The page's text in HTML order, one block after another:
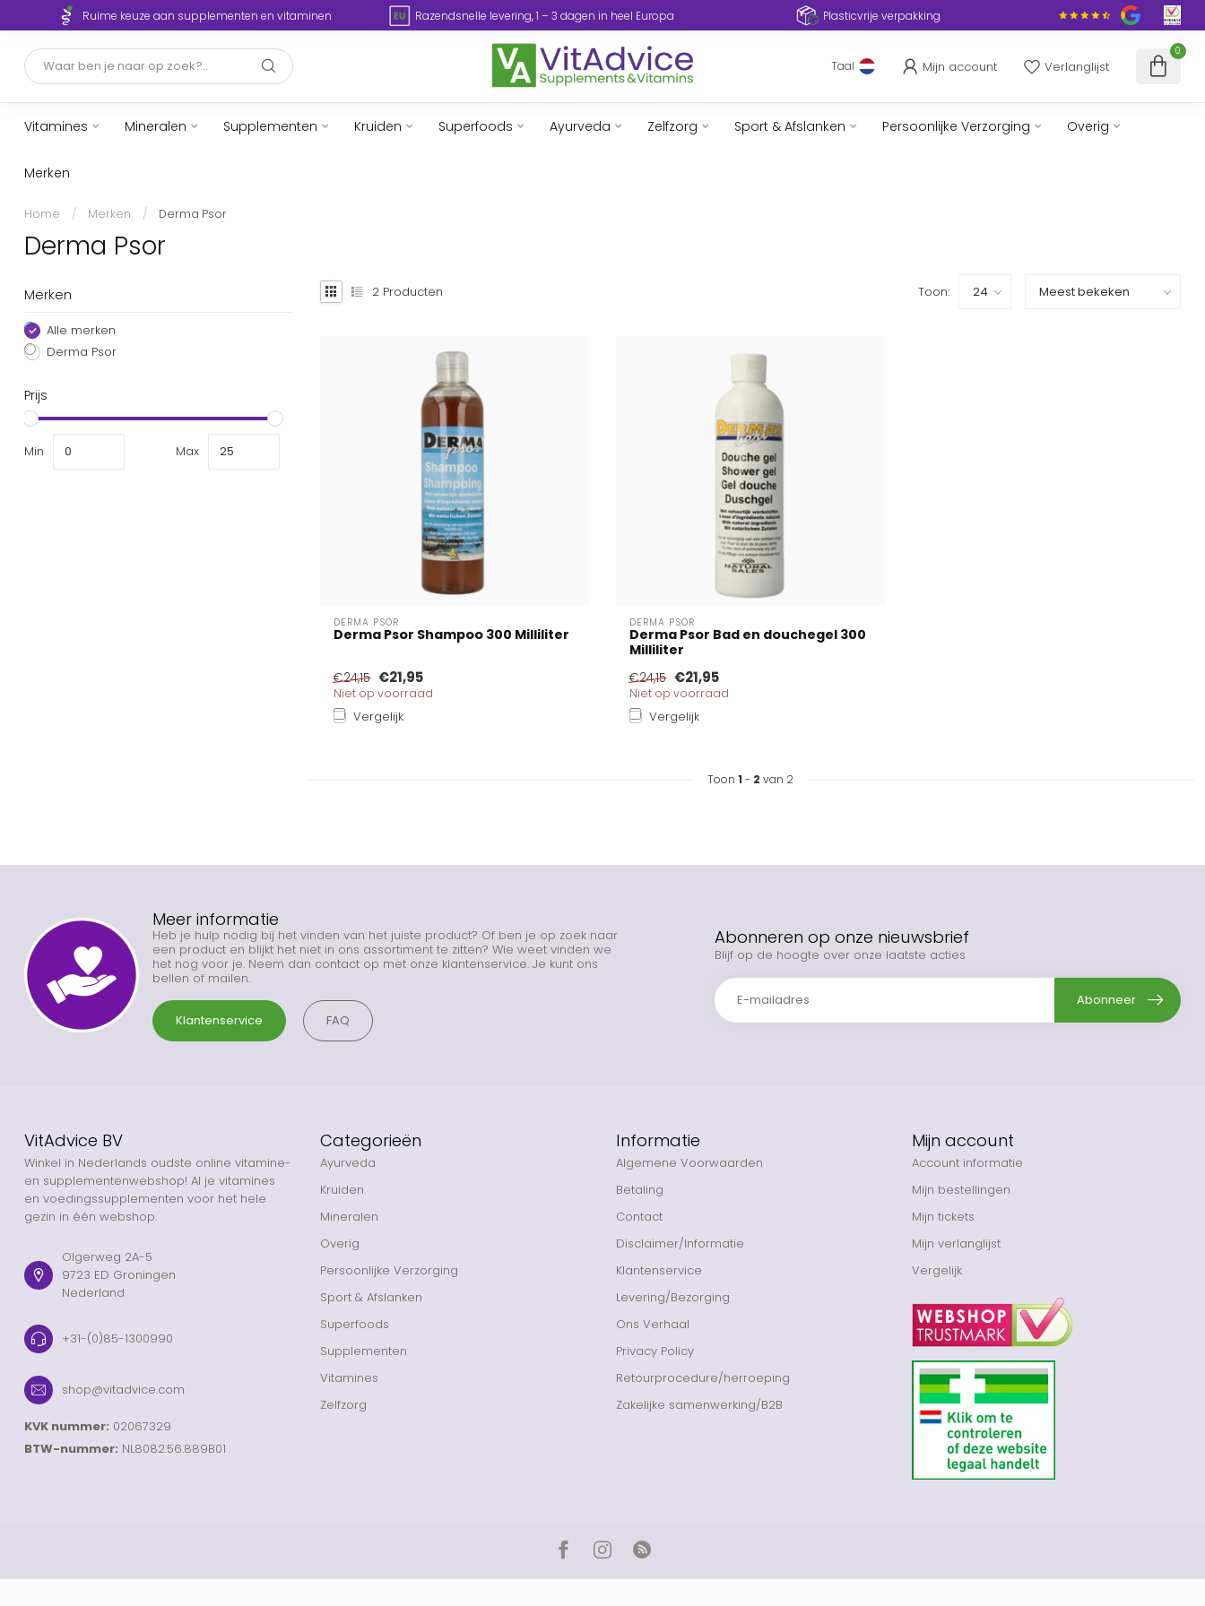
Ruime keuze aan supplementen en vitaminen Razendsnelle levering, 1 – 3 dagen in heel Europa Plasticvrije verpakking
Taal Mijn account Verlanglijst
0
Vitamines Mineralen Supplementen Kruiden Superfoods Ayurveda Zelfzorg Sport & Afslanken Persoonlijke Verzorging Overig
Merken
Home / Merken / Derma Psor
Derma Psor
Merken
Alle merken
Derma Psor
Prijs
Min Max
2 Producten Toon:
DERMA PSOR
Derma Psor Shampoo 300 Milliliter
€24,15 €21,95
Niet op voorraad
Vergelijk
DERMA PSOR
Derma Psor Bad en douchegel 300
Milliliter
€24,15 €21,95
Niet op voorraad
Vergelijk
Toon 1 - 2 van 2
Meer informatie
Heb je hulp nodig bij het vinden van het juiste product? Of ben je op zoek naar
een product en blijkt het niet in ons assortiment te zitten? Wie weet vinden we
het nog voor je. Neem dan contact op met onze klantenservice. Je kunt ons
bellen of mailen.
Klantenservice FAQ
Abonneren op onze nieuwsbrief
Blijf op de hoogte over onze laatste acties
Abonneer
VitAdvice BV
Winkel in Nederlands oudste online vitamine-
en supplementenwebshop! Al je vitamines
en voedingssupplementen voor het hele
gezin in één webshop.
Olgerweg 2A-5
9723 ED Groningen
Nederland
+31-(0)85-1300990
shop@vitadvice.com
KVK nummer: 02067329
BTW-nummer: NL8082.56.889B01
Categorieën
Ayurveda
Kruiden
Mineralen
Overig
Persoonlijke Verzorging
Sport & Afslanken
Superfoods
Supplementen
Vitamines
Zelfzorg
Informatie
Algemene Voorwaarden
Betaling
Contact
Disclaimer/Informatie
Klantenservice
Levering/Bezorging
Ons Verhaal
Privacy Policy
Retourprocedure/herroeping
Zakelijke samenwerking/B2B
Mijn account
Account informatie
Mijn bestellingen
Mijn tickets
Mijn verlanglijst
Vergelijk